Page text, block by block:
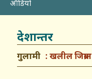
ऑडियो
देशान्तर
गुलामी खलील जिब्रान